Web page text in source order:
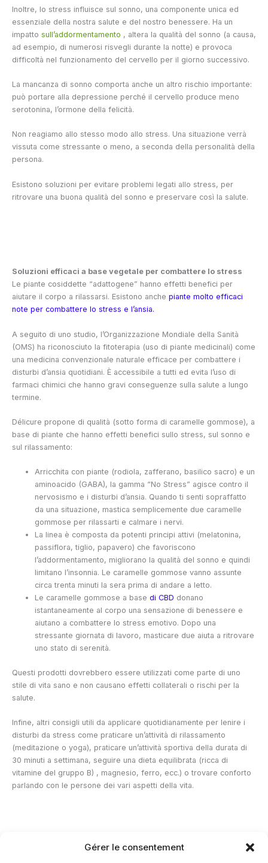
Gérer le consentement
Inoltre, lo stress influisce sul sonno, una componente unica ed
essenziale della nostra salute e del nostro benessere. Ha un
impatto sull’addormentamento , altera la qualità del sonno (a causa,
ad esempio, di numerosi risvegli durante la notte) e provoca
difficoltà nel funzionamento del cervello per il giorno successivo.
La mancanza di sonno comporta anche un altro rischio importante:
può portare alla depressione perché il cervello produce meno
serotonina, l’ormone della felicità.
Non reagiamo allo stesso modo allo stress. Una situazione verrà
vissuta come stressante o meno, a seconda della personalità della
persona.
Esistono soluzioni per evitare problemi legati allo stress, per
ritrovare una buona qualità del sonno e preservare così la salute.
Soluzioni efficaci a base vegetale per combattere lo stress
Le piante cosiddette “adattogene” hanno effetti benefici per
aiutare il corpo a rilassarsi. Esistono anche piante molto efficaci
note per combattere lo stress e l’ansia.
A seguito di uno studio, l’Organizzazione Mondiale della Sanità
(OMS) ha riconosciuto la fitoterapia (uso di piante medicinali) come
una medicina convenzionale naturale efficace per combattere i
disturbi d’ansia quotidiani. È accessibile a tutti ed evita l’uso di
farmaci chimici che hanno gravi conseguenze sulla salute a lungo
termine.
Délicure propone di qualità (sotto forma di caramelle gommose), a
base di piante che hanno effetti benefici sullo stress, sul sonno e
sul rilassamento:
Arricchita con piante (rodiola, zafferano, basilico sacro) e un
aminoacido (GABA), la gamma “No Stress” agisce contro il
nervosismo e i disturbi d’ansia. Quando ti senti sopraffatto
da una situazione, mastica semplicemente due caramelle
gommose per rilassarti e calmare i nervi.
La linea è composta da potenti principi attivi (melatonina,
passiflora, tiglio, papavero) che favoriscono
l’addormentamento, migliorano la qualità del sonno e quindi
limitano l’insonnia. Le caramelle gommose vanno assunte
circa trenta minuti la sera prima di andare a letto.
Le caramelle gommose a basedi CBD donano
istantaneamente al corpo una sensazione di benessere e
aiutano a combattere lo stress emotivo. Dopo una
stressante giornata di lavoro, masticare due aiuta a ritrovare
uno stato di serenità.
Questi prodotti dovrebbero essere utilizzati come parte di uno
stile di vita sano e non causano effetti collaterali o rischi per la
salute.
Infine, altri consigli utili da applicare quotidianamente per lenire i
disturbi da stress come praticare un’attività di rilassamento
(meditazione o yoga), praticare un’attività sportiva della durata di
30 minuti a settimana, seguire una dieta equilibrata (ricca di
vitamine del gruppo B) , magnesio, ferro, ecc.) o trovare conforto
parlando con le persone dei vari aspetti della vita.